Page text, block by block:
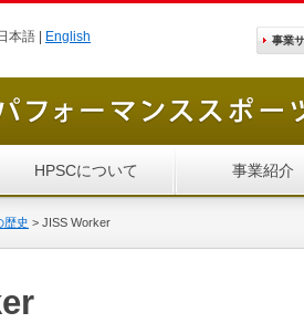
本語 | English 事業
HPSCについて 事業紹介
歴史 > JISS Worker